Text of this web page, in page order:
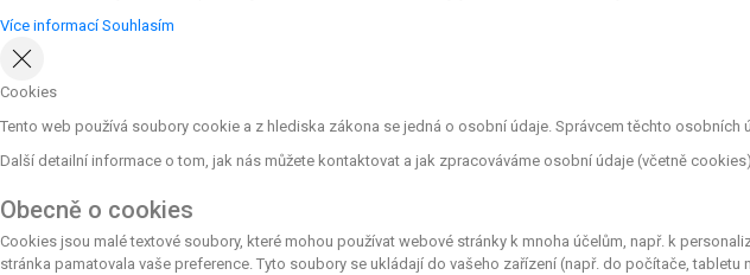
Více informací Souhlasím
Cookies
Tento web používá soubory cookie a z hlediska zákona se jedná o osobní údaje. Správcem těchto osobních
Další detailní informace o tom, jak nás můžete kontaktovat a jak zpracováváme osobní údaje (včetně
Obecně o cookies
Cookies jsou malé textové soubory, které mohou používat webové stránky k mnoha účelům, např. k
stránka pamatovala vaše preference. Tyto soubory se ukládají do vašeho zařízení (např. do počítače,